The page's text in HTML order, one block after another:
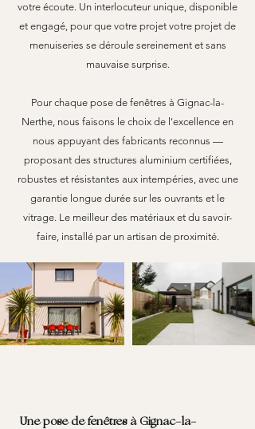
votre écoute. Un interlocuteur unique, disponible
et engagé, pour que votre projet votre projet de
menuiseries se déroule sereinement et sans
mauvaise surprise.
Pour chaque pose de fenêtres à Gignac-la-
Nerthe, nous faisons le choix de l'excellence en
nous appuyant des fabricants reconnus —
proposant des structures aluminium certifiées,
robustes et résistantes aux intempéries, avec une
garantie longue durée sur les ouvrants et le
vitrage. Le meilleur des matériaux et du savoir-
faire, installé par un artisan de proximité.
Une pose de fenêtres à Gignac-la-